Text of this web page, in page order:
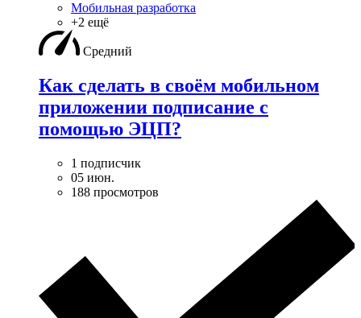
Мобильная разработка
+2 ещё
Средний
Как сделать в своём мобильном
приложении подписание с
помощью ЭЦП?
1 подписчик
05 июн.
188 просмотров